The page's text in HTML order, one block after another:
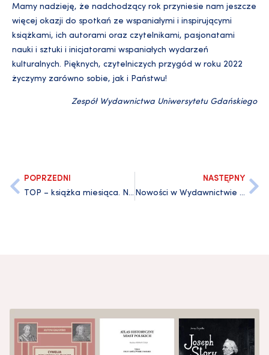
Mamy nadzieję, że nadchodzący rok przyniesie nam jeszcze
więcej okazji do spotkań ze wspaniałymi i inspirującymi
książkami, ich autorami oraz czytelnikami, pasjonatami
nauki i sztuki i inicjatorami wspaniałych wydarzeń
kulturalnych. Pięknych, czytelniczych przygód w roku 2022
życzymy zarówno sobie, jak i Państwu!
Zespół Wydawnictwa Uniwersytetu Gdańskiego
POPRZEDNI
TOP – książka miesiąca. Najpopularniejsze tytuły stycznia
NASTĘPNY
Nowości w Wydawnictwie Uniwersytetu Gdańskiego